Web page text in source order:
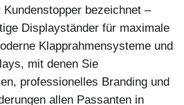
bezeichnet –
Displayständer für maximale
Klapprahmensysteme und
mit denen Sie
professionelles Branding und
allen Passanten in